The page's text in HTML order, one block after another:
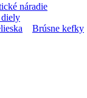
náradie
diely
Brúsne kefky